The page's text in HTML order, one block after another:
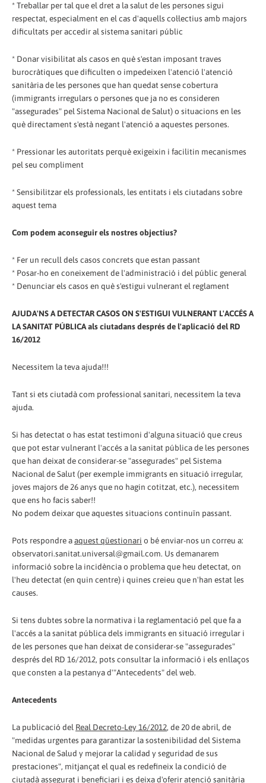
* Treballar per tal que el dret a la salut de les persones sigui
respectat, especialment en el cas d'aquells col·lectius amb majors
dificultats per accedir al sistema sanitari públic
* Donar visibilitat als casos en què s'estan imposant traves
burocràtiques que dificulten o impedeixen l'atenció l'atenció
sanitària de les persones que han quedat sense cobertura
(immigrants irregulars o persones que ja no es consideren
"assegurades" pel Sistema Nacional de Salut) o situacions en les
què directament s'està negant l'atenció a aquestes persones.
* Pressionar les autoritats perquè exigeixin i facilitin mecanismes
pel seu compliment
* Sensibilitzar els professionals, les entitats i els ciutadans sobre
aquest tema
Com podem aconseguir els nostres objectius?
* Fer un recull dels casos concrets que estan passant
* Posar-ho en coneixement de l'administració i del públic general
* Denunciar els casos en què s'estigui vulnerant el reglament
AJUDA'NS A DETECTAR CASOS ON S'ESTIGUI VULNERANT L'ACCÉS A
LA SANITAT PÚBLICA als ciutadans després de l'aplicació del RD
16/2012
Necessitem la teva ajuda!!!
Tant si ets ciutadà com professional sanitari, necessitem la teva
ajuda.
Si has detectat o has estat testimoni d'alguna situació que creus
que pot estar vulnerant l'accés a la sanitat pública de les persones
que han deixat de considerar-se "assegurades" pel Sistema
Nacional de Salut (per exemple immigrants en situació irregular,
joves majors de 26 anys que no hagin cotitzat, etc.), necessitem
que ens ho facis saber!!
No podem deixar que aquestes situacions continuïn passant.
Pots respondre aaquest qüestionari o bé enviar-nos un correu a:
observatori.sanitat.universal@gmail.com. Us demanarem
informació sobre la incidència o problema que heu detectat, on
l'heu detectat (en quin centre) i quines creieu que n'han estat les
causes.
Si tens dubtes sobre la normativa i la reglamentació pel que fa a
l'accés a la sanitat pública dels immigrants en situació irregular i
de les persones que han deixat de considerar-se "assegurades"
després del RD 16/2012, pots consultar la informació i els enllaços
que consten a la pestanya d'"Antecedents" del web.
Antecedents
La publicació del Real Decreto-Ley 16/2012, de 20 de abril, de
"medidas urgentes para garantizar la sostenibilidad del Sistema
Nacional de Salud y mejorar la calidad y seguridad de sus
prestaciones", mitjançat el qual es redefineix la condició de
ciutadà assegurat i beneficiari i es deixa d'oferir atenció sanitària